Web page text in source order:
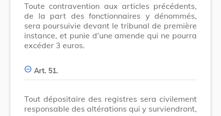
Toute contravention aux articles précédents,
de la part des fonctionnaires y dénommés,
sera poursuivie devant le tribunal de première
instance, et punie d'une amende qui ne pourra
excéder 3 euros.
Art. 51.
Tout dépositaire des registres sera civilement
responsable des altérations qui y surviendront,